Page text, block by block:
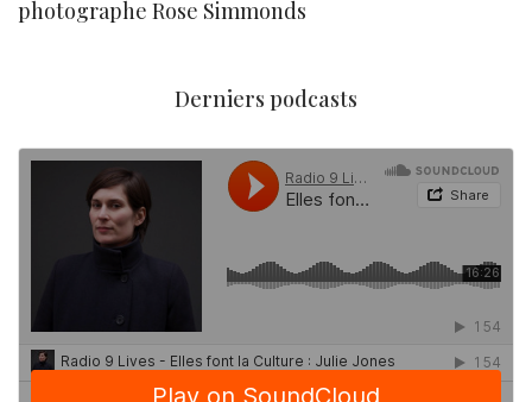
photographe Rose Simmonds
Derniers podcasts